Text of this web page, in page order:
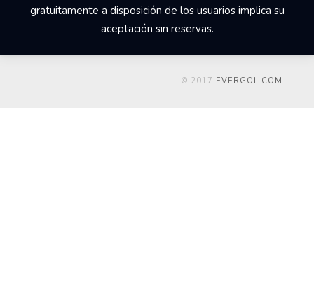
gratuitamente a disposición de los usuarios implica su
aceptación sin reservas.
© 2017 EVERGOL.COM